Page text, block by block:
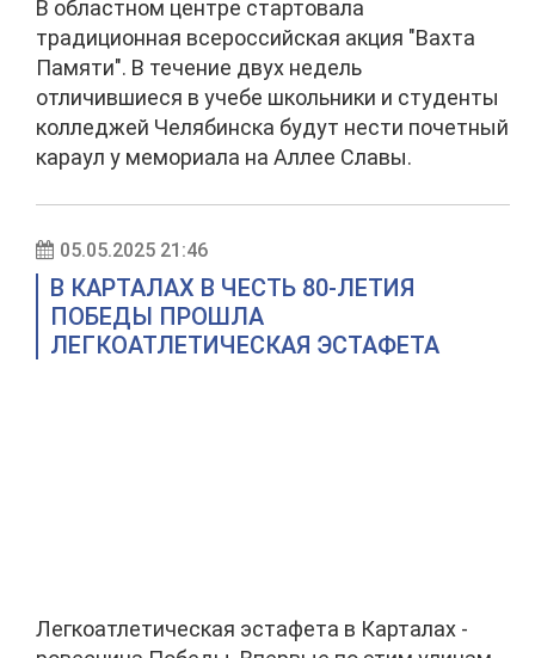
В областном центре стартовала
традиционная всероссийская акция "Вахта
Памяти". В течение двух недель
отличившиеся в учебе школьники и студенты
колледжей Челябинска будут нести почетный
караул у мемориала на Аллее Славы.
05.05.2025 21:46
В КАРТАЛАХ В ЧЕСТЬ 80-ЛЕТИЯ
ПОБЕДЫ ПРОШЛА
ЛЕГКОАТЛЕТИЧЕСКАЯ ЭСТАФЕТА
Легкоатлетическая эстафета в Карталах -